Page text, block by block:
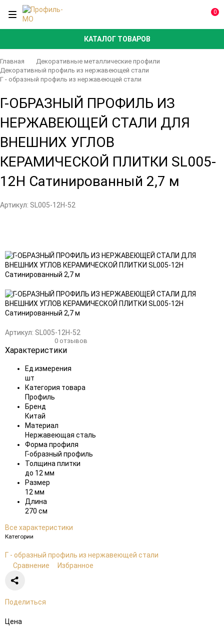
КАТАЛОГ ТОВАРОВ
0
Главная
Декоративные металлические профили
Декоративный профиль из нержавеющей стали
Г - образный профиль из нержавеющей стали
Г-ОБРАЗНЫЙ ПРОФИЛЬ ИЗ
НЕРЖАВЕЮЩЕЙ СТАЛИ ДЛЯ
ВНЕШНИХ УГЛОВ
КЕРАМИЧЕСКОЙ ПЛИТКИ SL005-
12H Сатинированный 2,7 м
Артикул: SL005-12H-52
в
избранное
к
сравнению
Артикул: SL005-12H-52
0 отзывов
Характеристики
Ед.измерения
шт
Категория товара
Профиль
Бренд
Китай
Материал
Нержавеющая сталь
Форма профиля
Г-образный профиль
Толщина плитки
до 12 мм
Размер
12 мм
Длина
270 см
Все характеристики
Категории
Г - образный профиль из нержавеющей стали
Сравнение
Избранное
Поделиться
Цена